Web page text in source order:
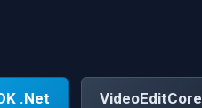
.Net VideoEditCore